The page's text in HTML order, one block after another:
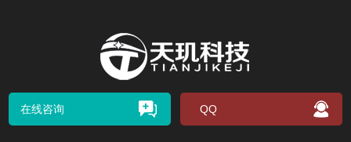
在线咨询 QQ